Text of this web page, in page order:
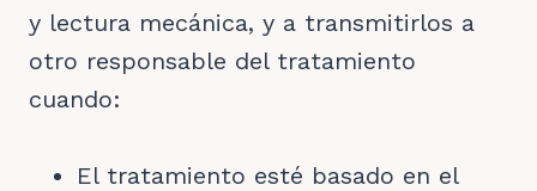
y lectura mecánica, y a transmitirlos a
otro responsable del tratamiento
cuando:
El tratamiento esté basado en el